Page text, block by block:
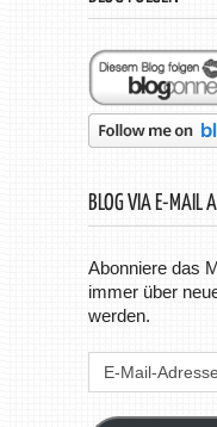
BLOG VIA E-MAIL
Abonniere das
immer über
werden.